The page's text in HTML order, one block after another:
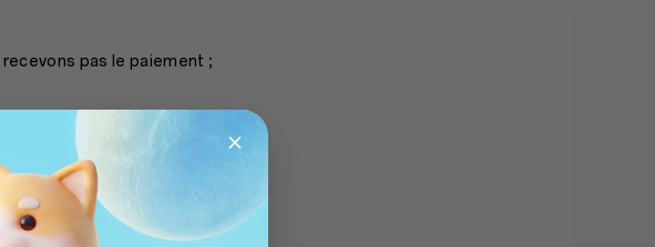
pas le paiement ;
minimales ; et/ou